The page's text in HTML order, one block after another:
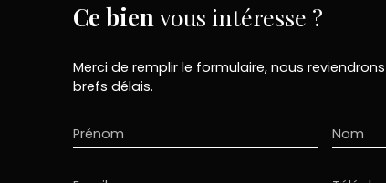
Ce bien vous intéresse ?
Merci de remplir le formulaire, nous
brefs délais.
Prénom Nom